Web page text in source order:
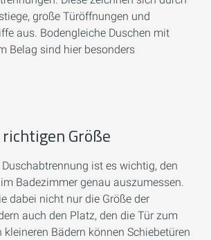
große Türöffnungen und
aus. Bodengleiche Duschen mit
Belag sind hier besonders
Größe
Duschabtrennung ist es wichtig, den
Badezimmer genau auszumessen.
dabei nicht nur die Größe der
auch den Platz, den die Tür zum
Bädern können Schiebetüren